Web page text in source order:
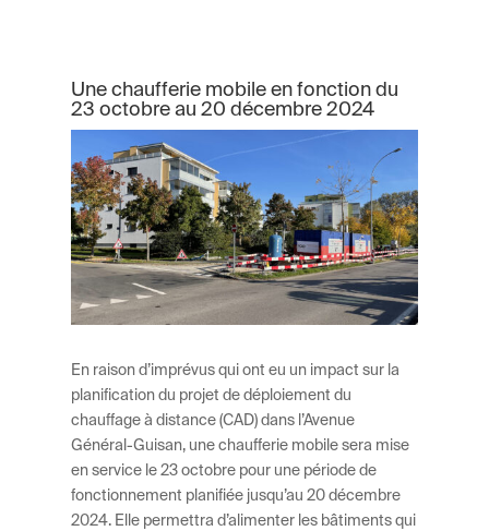
Une chaufferie mobile en fonction du
23 octobre au 20 décembre 2024
En raison d’imprévus qui ont eu un impact sur la
planification du projet de déploiement du
chauffage à distance (CAD) dans l’Avenue
Général-Guisan, une chaufferie mobile sera mise
en service le 23 octobre pour une période de
fonctionnement planifiée jusqu’au 20 décembre
2024. Elle permettra d’alimenter les bâtiments qui